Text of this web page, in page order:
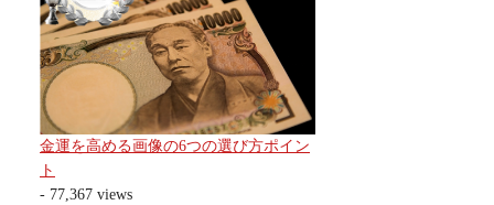
金運を高める画像の6つの選び方ポイン
ト
- 77,367 views